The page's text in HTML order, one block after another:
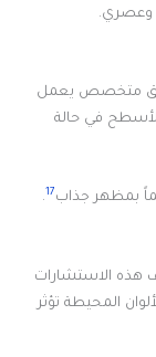
وعصري.
متخصص يعمل
في حالة
بمظهر جذاب17
.
هذه الاستشارات
المحيطة تؤثر